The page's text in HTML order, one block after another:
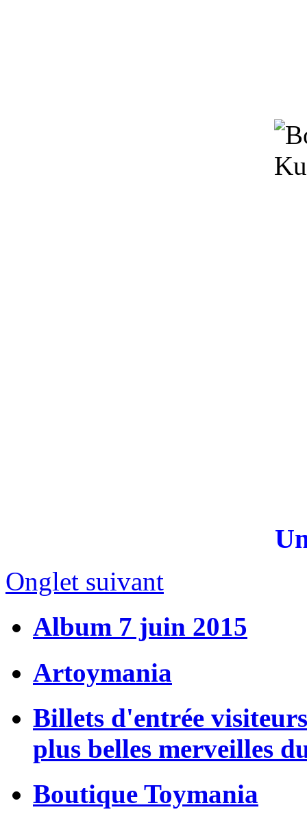
Onglet suivant
Album 7 juin 2015
Artoymania
Billets d'entrée
plus belles merveilles
Boutique Toymania